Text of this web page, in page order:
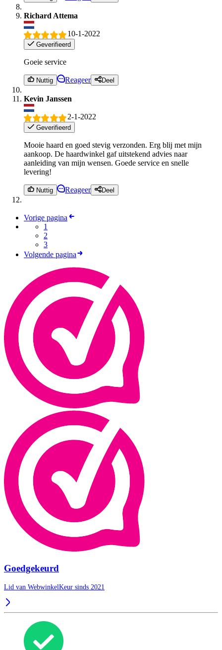
Richard Attema
10-1-2022
Geverifieerd
Goeie service
Nuttig Reageer Deel
Kevin Janssen
2-1-2022
Geverifieerd
Mooie haard en goed stevig verzonden. Erg blij met mijn
aankoop. De haardwinkel gaf uitstekend advies naar
aanleiding van mijn wensen. Goede service en snelle
levering!
Nuttig Reageer Deel
Vorige pagina
1
2
3
Volgende pagina
Goedgekeurd
Lid van WebwinkelKeur sinds 2021